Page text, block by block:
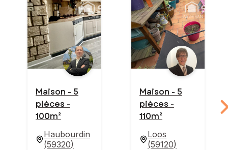
Maison - 5
pièces -
100m²
Haubourdin
(59320)
Maison - 5
pièces -
110m²
Loos
(59120)